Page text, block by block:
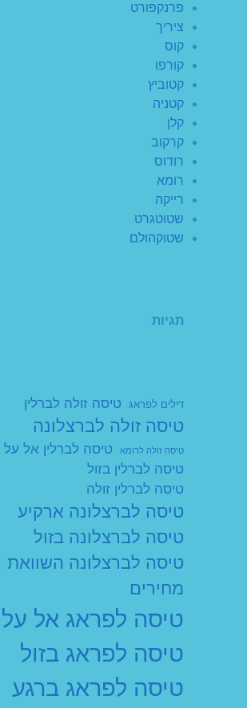
פרנקפורט
ציריך
קוס
קורפו
קטוביץ
קטניה
קלן
קרקוב
רודוס
רומא
רייקה
שטוטגרט
שטוקהולם
תגיות
דילים לפראג טיסה זולה לברלין
טיסה זולה לברצלונה
טיסה זולה לרומא
טיסה לברלין אל על
טיסה לברלין בזול
טיסה לברלין זולה
טיסה לברצלונה ארקיע
טיסה לברצלונה בזול
טיסה לברצלונה השוואת
מחירים
טיסה לפראג אל על
טיסה לפראג בזול
טיסה לפראג ברגע